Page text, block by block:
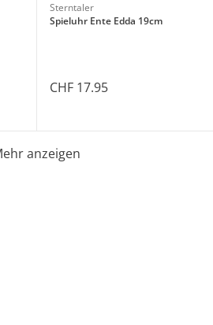
Sterntaler
Spieluhr Ente Edda 19cm
CHF 17.95
anzeigen